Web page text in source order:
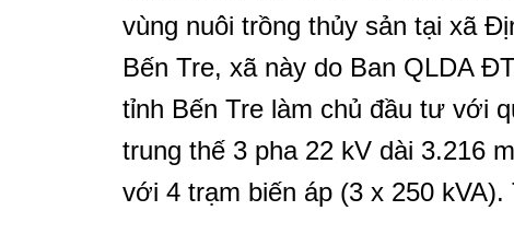
vùng nuôi trồng thủy sản tại xã
Bến Tre, xã này do Ban QLDA
tỉnh Bến Tre làm chủ đầu tư với
trung thế 3 pha 22 kV dài 3.216
với 4 trạm biến áp (3 x 250